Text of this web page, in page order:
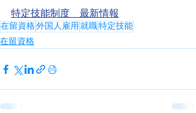
特定技能制度　最新情報
在留資格外国人雇用 就職特定技能
在留資格